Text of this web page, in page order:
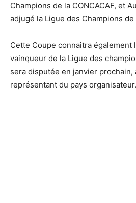
Champions de la CONCACAF, et
adjugé la Ligue des Champions de
Cette Coupe connaitra également
vainqueur de la Ligue des
sera disputée en janvier prochain,
représentant du pays organisateur.